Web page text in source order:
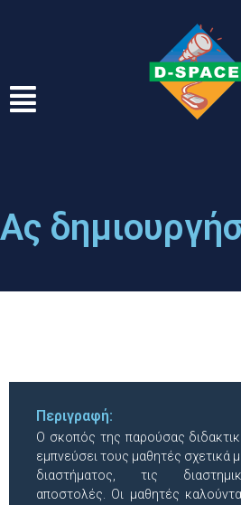
Ας
Περιγραφή:
Ο σκοπός της παρούσας
εμπνεύσει τους μαθητές σχετικά
διαστήματος, τις
αποστολές. Οι μαθητές